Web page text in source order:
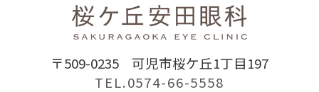
〒509-0235
可児市桜ケ丘1丁目197
TEL.0574-66-5558